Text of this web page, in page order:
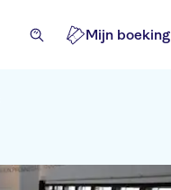
Mijn boeking